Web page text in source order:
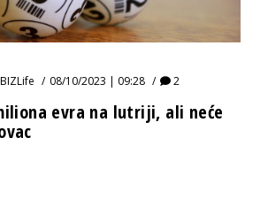
BIZLife 08/10/2023 | 09:28 2
evra na lutriji, ali neće